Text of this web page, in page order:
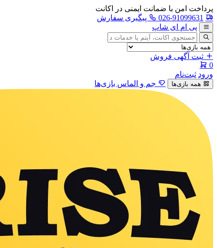
پرداخت امن با ضمانت ایمنی در اکانت
026-91099631
پیگیری سفارش
پی ام ای شاپ
جستجوی
آگهی
ثبت آگهی فروش
0
ورود ثبت‌نام
همه بازی‌ها جم و الماس بازی‌ها